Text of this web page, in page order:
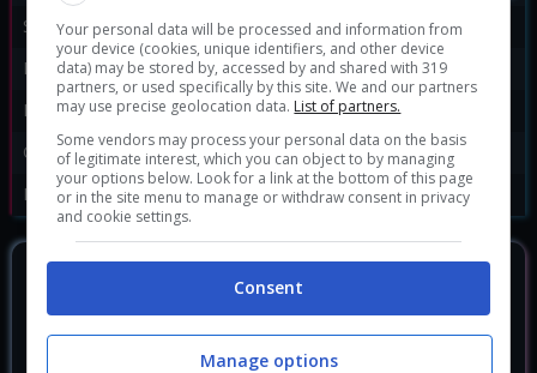
Sviluppatore:
Asobo Studio
Publisher:
Focus Home Interactive
Disponibile per:
PC,PS4,Xbox One
Genere:
Avventura
Data di rilascio:
14/05/2019
DOVE ACQUISTARLO?
A Plague Tale Innocence 18.36 €
Your personal data will be processed and information from
your device (cookies, unique identifiers, and other device
data) may be stored by, accessed by and shared with 319
partners, or used specifically by this site. We and our partners
may use precise geolocation data. List of partners.
Some vendors may process your personal data on the basis
of legitimate interest, which you can object to by managing
your options below. Look for a link at the bottom of this page
or in the site menu to manage or withdraw consent in privacy
and cookie settings.
Consent
Manage options